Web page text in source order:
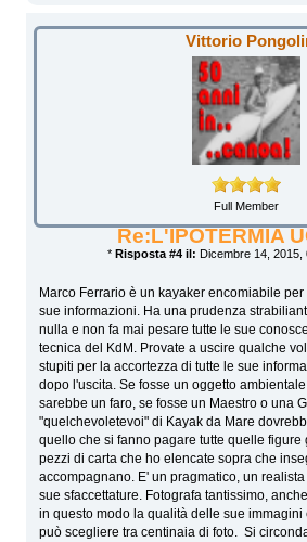
Vittorio
Full Member
Re:L'IPOTERMIA
* Risposta #4 il: Dicembre 14, 2015,
Marco Ferrario è un kayaker encomiabile
sue informazioni. Ha una prudenza
nulla e non fa mai pesare tutte le sue
tecnica del KdM. Provate a uscire qualche
stupiti per la accortezza di tutte le sue
dopo l'uscita. Se fosse un oggetto
sarebbe un faro, se fosse un Maestro o una
"quelchevoletevoi" di Kayak da Mare
quello che si fanno pagare tutte quelle figure
pezzi di carta che ho elencate sopra che
accompagnano. E' un pragmatico, un
sue sfaccettature. Fotografa tantissimo,
in questo modo la qualità delle sue immagini
può scegliere tra centinaia di foto. Si